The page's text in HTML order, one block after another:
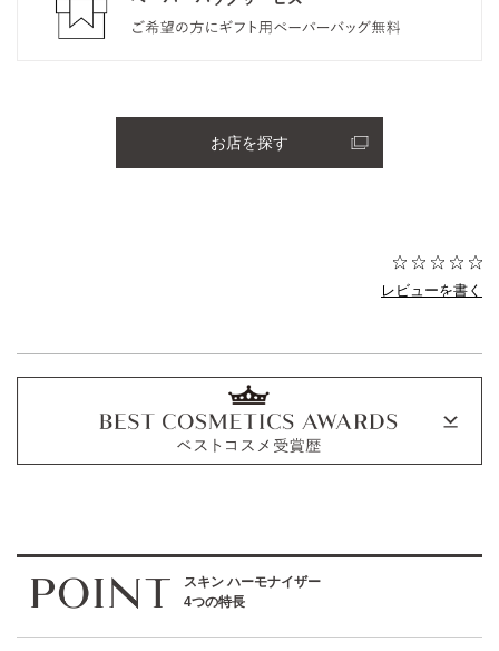
お店を探す
レビューを書く
スキン ハーモナイザー
4つの特長